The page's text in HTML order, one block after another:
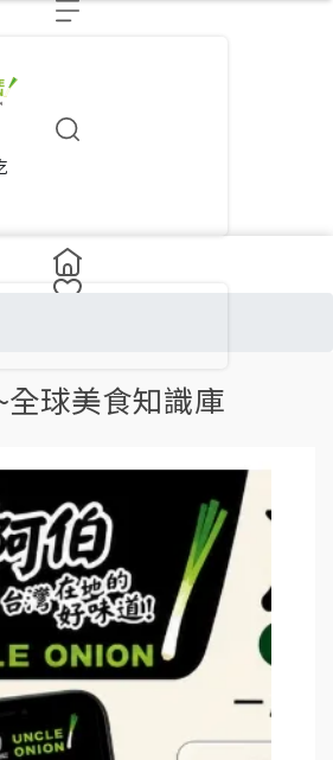
說明
法
球美食知識庫